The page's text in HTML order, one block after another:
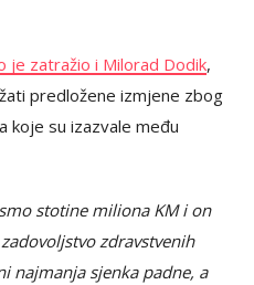
je zatražio i Milorad Dodik,
predložene izmjene zbog
koje su izazvale među
stotine miliona KM i on
zdravstvenih
najmanja sjenka padne, a